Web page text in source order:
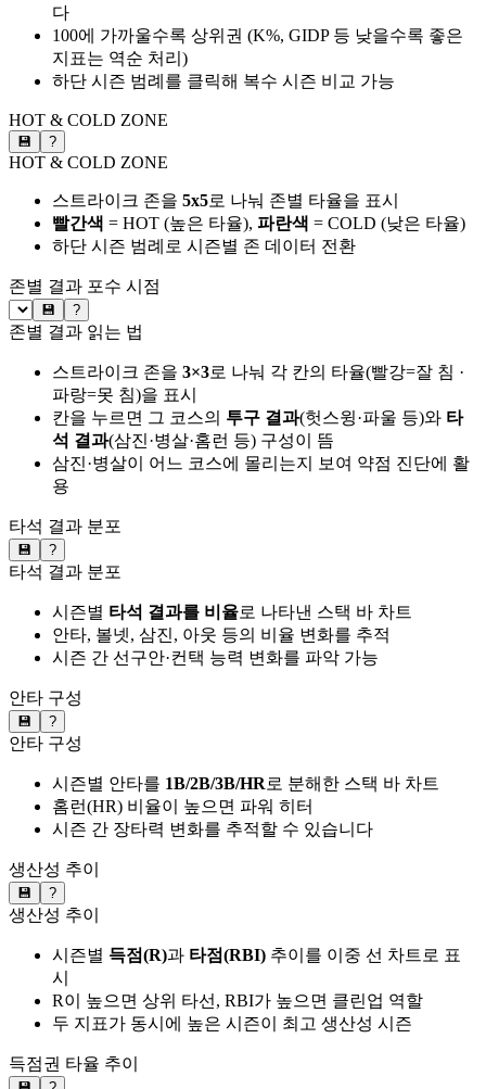
다
100에 가까울수록 상위권 (K%, GIDP 등 낮을수록 좋은
지표는 역순 처리)
하단 시즌 범례를 클릭해 복수 시즌 비교 가능
HOT & COLD ZONE
💾 ?
HOT & COLD ZONE
스트라이크 존을 5x5로 나눠 존별 타율을 표시
빨간색 = HOT (높은 타율), 파란색 = COLD (낮은 타율)
하단 시즌 범례로 시즌별 존 데이터 전환
존별 결과 포수 시점
💾 ?
존별 결과 읽는 법
스트라이크 존을 3×3로 나눠 각 칸의 타율(빨강=잘 침 ·
파랑=못 침)을 표시
칸을 누르면 그 코스의 투구 결과(헛스윙·파울 등)와 타
석 결과(삼진·병살·홈런 등) 구성이 뜸
삼진·병살이 어느 코스에 몰리는지 보여 약점 진단에 활
용
타석 결과 분포
💾 ?
타석 결과 분포
시즌별 타석 결과를 비율로 나타낸 스택 바 차트
안타, 볼넷, 삼진, 아웃 등의 비율 변화를 추적
시즌 간 선구안·컨택 능력 변화를 파악 가능
안타 구성
💾 ?
안타 구성
시즌별 안타를 1B/2B/3B/HR로 분해한 스택 바 차트
홈런(HR) 비율이 높으면 파워 히터
시즌 간 장타력 변화를 추적할 수 있습니다
생산성 추이
💾 ?
생산성 추이
시즌별 득점(R)과 타점(RBI) 추이를 이중 선 차트로 표
시
R이 높으면 상위 타선, RBI가 높으면 클린업 역할
두 지표가 동시에 높은 시즌이 최고 생산성 시즌
득점권 타율 추이